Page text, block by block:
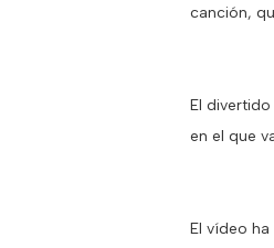
canción,
El
en el que
El vídeo